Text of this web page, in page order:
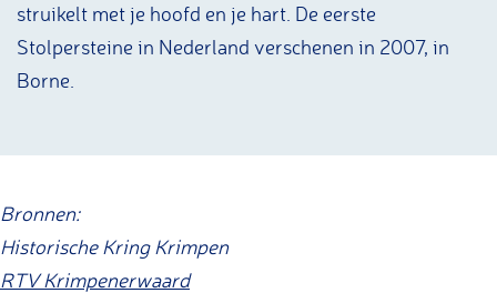
struikelt met je hoofd en je hart. De eerste
Stolpersteine in Nederland verschenen in 2007, in
Borne.
Bronnen:
Historische Kring Krimpen
RTV Krimpenerwaard